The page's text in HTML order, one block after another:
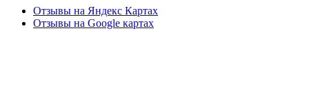
Отзывы на Яндекс Картах
Отзывы на Google картах